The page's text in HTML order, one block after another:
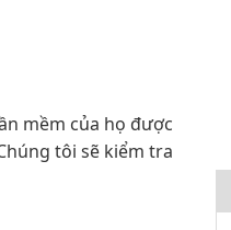
mềm của họ được
tôi sẽ kiểm tra